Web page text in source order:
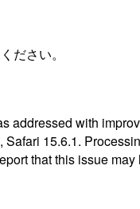
ださい。
addressed with
Safari 15.6.1.
that this issue